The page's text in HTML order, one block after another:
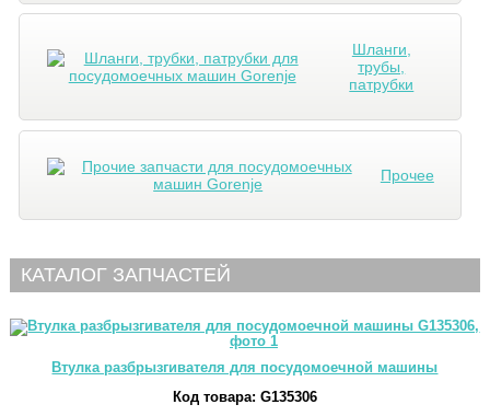
Шланги,
трубы,
патрубки
Прочее
КАТАЛОГ ЗАПЧАСТЕЙ
Втулка разбрызгивателя для посудомоечной машины
Код товара: G135306